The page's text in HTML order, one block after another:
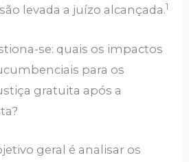
levada a juízo alcançada.1
se: quais os impactos
para os
gratuita após a
geral é analisar os